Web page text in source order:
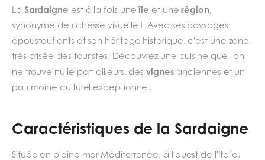
La Sardaigne est à la fois uneîle et unerégion,
synonyme de richesse visuelle ! Avec ses paysages
époustouflants et son héritage historique, c'est une zone
très prisée des touristes. Découvrez une cuisine que l'on
ne trouve nulle part ailleurs, desvignes anciennes et un
patrimoine culturel exceptionnel.
Caractéristiques de la Sardaigne
Située en pleine mer Méditerranée, à l'ouest de l'Italie,